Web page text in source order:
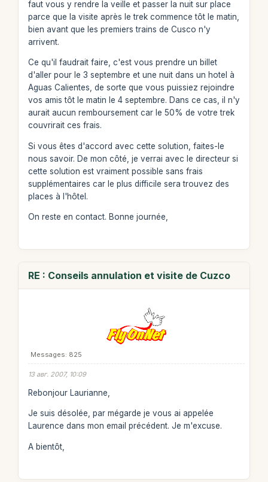
faut vous y rendre la veille et passer la nuit sur place
parce que la visite après le trek commence tôt le matin,
bien avant que les premiers trains de Cusco n'y
arrivent.
Ce qu'il faudrait faire, c'est vous prendre un billet
d'aller pour le 3 septembre et une nuit dans un hotel à
Aguas Calientes, de sorte que vous puissiez rejoindre
vos amis tôt le matin le 4 septembre. Dans ce cas, il n'y
aurait aucun remboursement car le 50% de votre trek
couvrirait ces frais.
Si vous êtes d'accord avec cette solution, faites-le
nous savoir. De mon côté, je verrai avec le directeur si
cette solution est vraiment possible sans frais
supplémentaires car le plus difficile sera trouvez des
places à l'hôtel.
On reste en contact. Bonne journée,
RE : Conseils annulation et visite de Cuzco
Messages: 825
13 авг. 2007, 10:09
Rebonjour Laurianne,
Je suis désolée, par mégarde je vous ai appelée
Laurence dans mon email précédent. Je m'excuse.
A bientôt,